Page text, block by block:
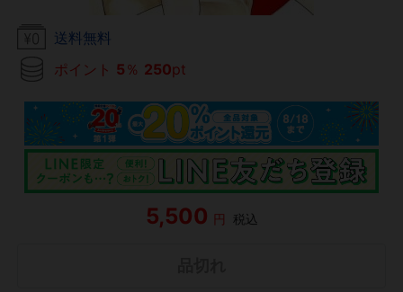
送料無料
ポイント 5 ％ 250pt
5,500 円 税込